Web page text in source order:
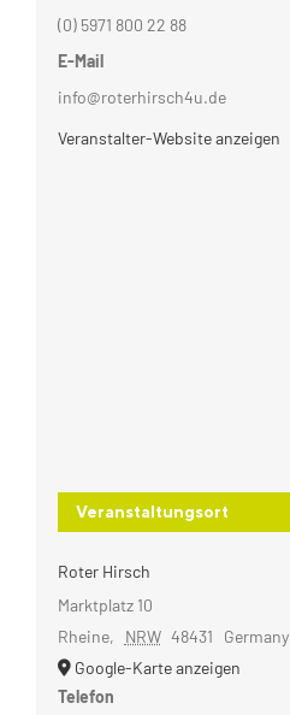
(0) 5971 800 22 88
E-Mail
info@roterhirsch4u.de
Veranstalter-Website anzeigen
Veranstaltungsort
Roter Hirsch
Marktplatz 10
Rheine, NRW 48431
Germany
Google-Karte anzeigen
Telefon